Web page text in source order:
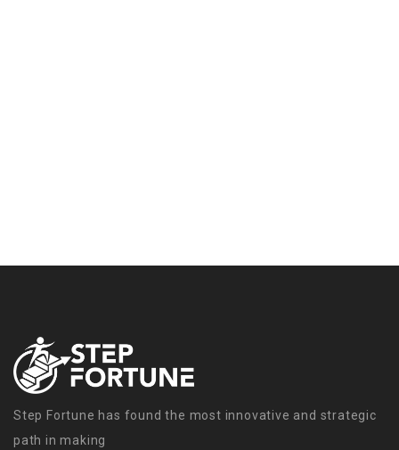
Step Fortune has found the most innovative and strategic
path in making